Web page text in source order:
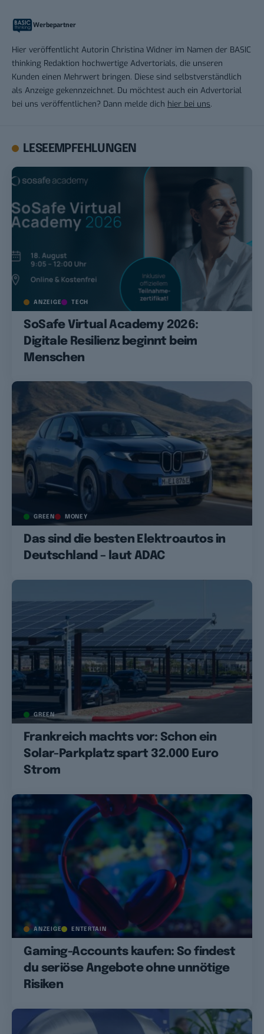
Werbepartner
Hier veröffentlicht Autorin Christina Widner im Namen der BASIC
thinking Redaktion hochwertige Advertorials, die unseren
Kunden einen Mehrwert bringen. Diese sind selbstverständlich
als Anzeige gekennzeichnet. Du möchtest auch ein Advertorial
bei uns veröffentlichen? Dann melde dich hier bei uns.
LESEEMPFEHLUNGEN
ANZEIGE TECH
SoSafe Virtual Academy 2026:
Digitale Resilienz beginnt beim
Menschen
GREEN MONEY
Das sind die besten Elektroautos in
Deutschland – laut ADAC
GREEN
Frankreich machts vor: Schon ein
Solar-Parkplatz spart 32.000 Euro
Strom
ANZEIGE ENTERTAIN
Gaming-Accounts kaufen: So findest
du seriöse Angebote ohne unnötige
Risiken